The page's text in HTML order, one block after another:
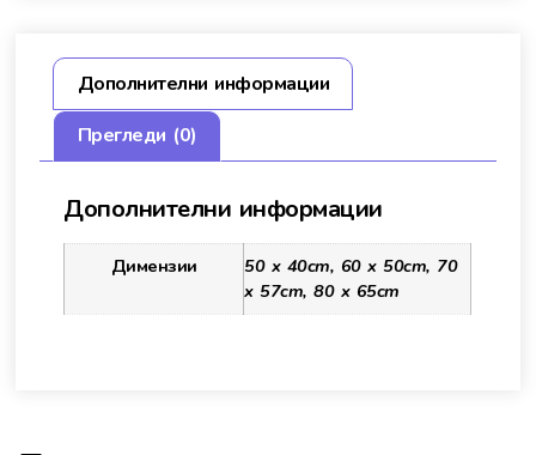
Дополнителни информации
Прегледи (0)
Дополнителни информации
Димензии
50 x 40cm, 60 x 50cm, 70
x 57cm, 80 x 65cm